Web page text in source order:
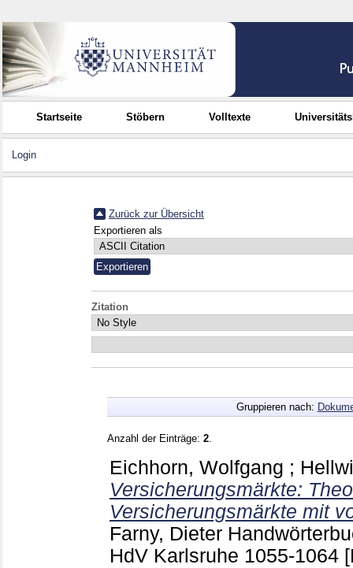
Startseite Stöbern Volltexte
Login
Zurück zur Übersicht
Exportieren als
Zitation
Gruppieren nach:
Anzahl der Einträge: 2
Eichhorn, Wolfgang ;
Versicherungsmärkte:
Versicherungsmärkte mit
Farny, Dieter
HdV Karlsruhe 1055-1064